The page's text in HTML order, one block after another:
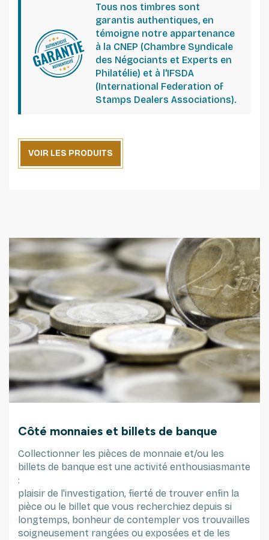
Tous nos timbres sont
garantis authentiques, en
témoigne notre appartenance
à la CNEP (Chambre Syndicale
des Négociants et Experts en
Philatélie) et à l'IFSDA
(International Federation of
Stamps Dealers Associations).
VOIR LES PRODUITS
Côté monnaies et billets de banque
Collectionner les pièces de monnaie et/ou les
billets de banque est une activité enthousiasmante
:
plaisir de l'investigation, fierté de trouver enfin la
pièce ou le billet que vous recherchiez depuis si
longtemps, bonheur de contempler vos trouvailles
soigneusement rangées ou exposées et de les